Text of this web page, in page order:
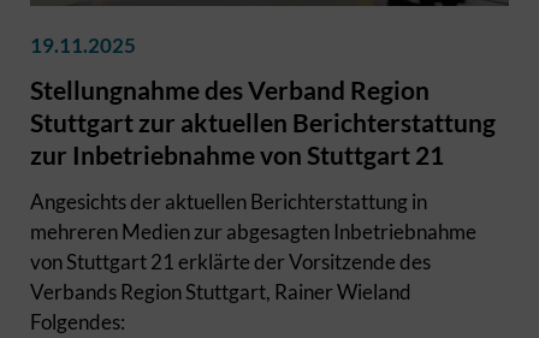
19.11.2025
Stellungnahme des Verband Region
Stuttgart zur aktuellen Berichterstattung
zur Inbetriebnahme von Stuttgart 21
Angesichts der aktuellen Berichterstattung in
mehreren Medien zur abgesagten Inbetriebnahme
von Stuttgart 21 erklärte der Vorsitzende des
Verbands Region Stuttgart, Rainer Wieland
Folgendes: